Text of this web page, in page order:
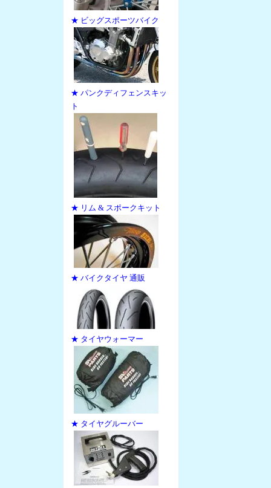
★ ビッグスポーツバイク
★ パンクディフェンスキッ
ト
★ リム & スポークキット
★ バイクタイヤ 通販
★ タイヤウォーマー
★ タイヤグルーバー